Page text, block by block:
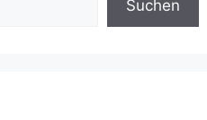
Suchen